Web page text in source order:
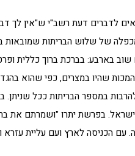
לדברים דעת רשב"י ש"אין לך
של שלוש הבריתות שמובאות
בארבע: בברכת ברוך כללית
שהיו במצרים, כפי שהוא
במספר הבריתות ככל שניתן.
בפרשת יתרו "ושמרתם את
עם הכניסה לארץ ועם עליית עזרא